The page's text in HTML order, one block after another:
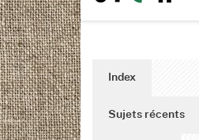
Index
Sujets récents